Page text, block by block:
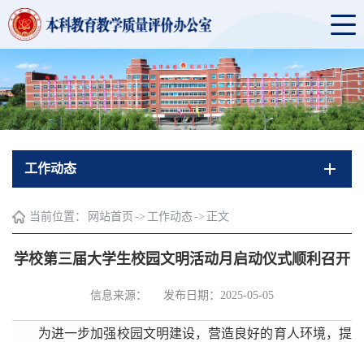
工作动态
当前位置： 网站首页 -> 工作动态-> 正文
学校第三届大学生校园文明活动月启动仪式顺利召开
信息来源： 发布日期：2025-05-05
为进一步加强校园文明建设，营造良好的育人环境，提